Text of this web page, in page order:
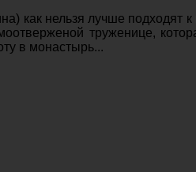
как нельзя лучше подходят
труженице,
в монастырь...